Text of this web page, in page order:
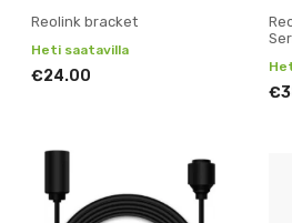
Reolink bracket
Heti saatavilla
€24.00